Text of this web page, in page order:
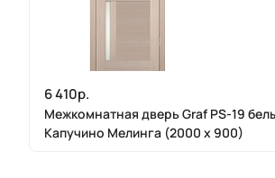
6 410р.
Межкомнатная дверь Graf PS-19
Капучино Мелинга (2000 х 900)